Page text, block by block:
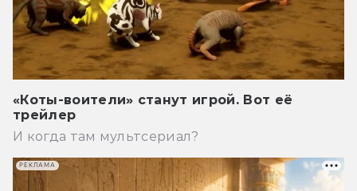
«Коты-воители» станут игрой. Вот её
трейлер
И когда там мультсериал?
РЕКЛАМА